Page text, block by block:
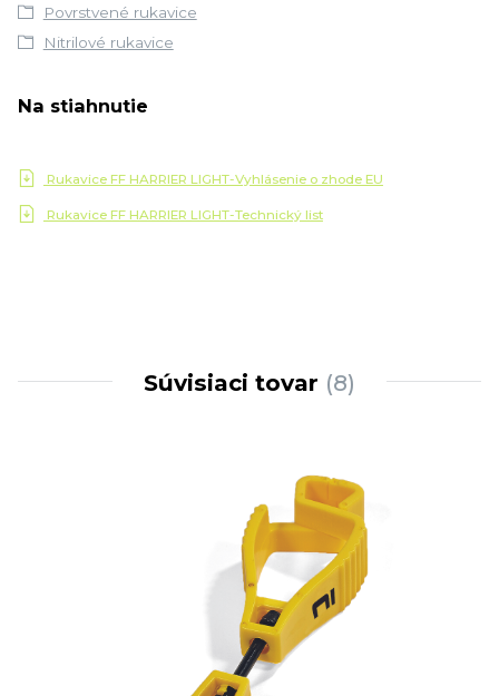
Povrstvené rukavice
Nitrilové rukavice
Na stiahnutie
Rukavice FF HARRIER LIGHT-Vyhlásenie o zhode EU
Rukavice FF HARRIER LIGHT-Technický list
Súvisiaci tovar 8